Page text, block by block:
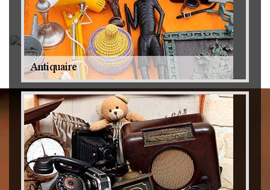
Rachat instrument de musique 79
Achat antiquité 79